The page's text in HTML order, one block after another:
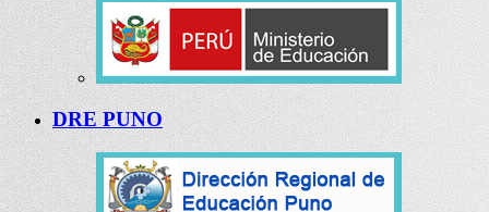
DRE PUNO